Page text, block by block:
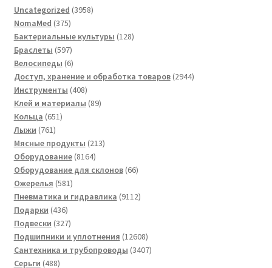
Uncategorized 39583958
NomaMed 375375
товаров
Бактериальные культуры 128128
Браслеты 597597
товаров
Велосипеды 66
товаров
Доступ, хранение и обработка товаров 29442944
Инструменты 408408
товаров
Клей и материалы 8989
Кольца 651651
Лыжи 761761
товар
Мясные продукты 213213
Оборудование 81648164
товара
Оборудование для склонов 6666
Ожерелья 581581
товар
Пневматика и гидравлика 91129112
Подарки 436436
товаров
Подвески 327327
товаров
Подшипники и уплотнения 1260812608
товаров
Сантехника и трубопроводы 34073407
Серьги 488488